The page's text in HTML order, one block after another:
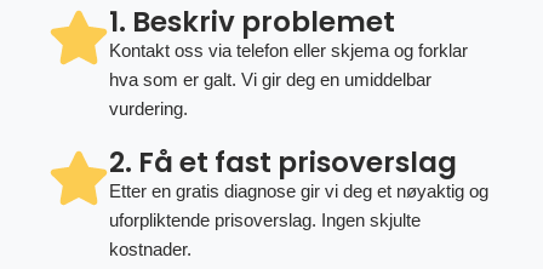
1. Beskriv problemet
Kontakt oss via telefon eller skjema og forklar
hva som er galt. Vi gir deg en umiddelbar
vurdering.
2. Få et fast prisoverslag
Etter en gratis diagnose gir vi deg et nøyaktig og
uforpliktende prisoverslag. Ingen skjulte
kostnader.